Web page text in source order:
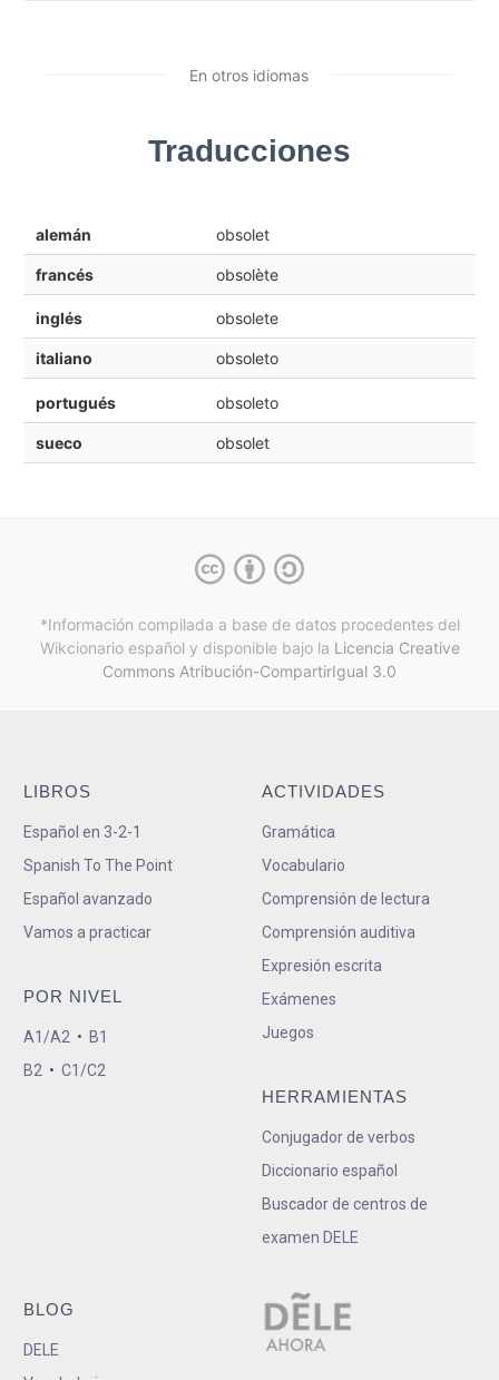
En otros idiomas
Traducciones
alemán obsolet
francés obsolète
inglés obsolete
italiano obsoleto
portugués obsoleto
sueco obsolet
*Información compilada a base de datos procedentes del
Wikcionario español y disponible bajo la Licencia Creative
Commons Atribución-CompartirIgual 3.0
LIBROS
Español en 3-2-1
Spanish To The Point
Español avanzado
Vamos a practicar
POR NIVEL
A1/A2 • B1
B2 • C1/C2
ACTIVIDADES
Gramática
Vocabulario
Comprensión de lectura
Comprensión auditiva
Expresión escrita
Exámenes
Juegos
HERRAMIENTAS
Conjugador de verbos
Diccionario español
Buscador de centros de
examen DELE
BLOG
DELE